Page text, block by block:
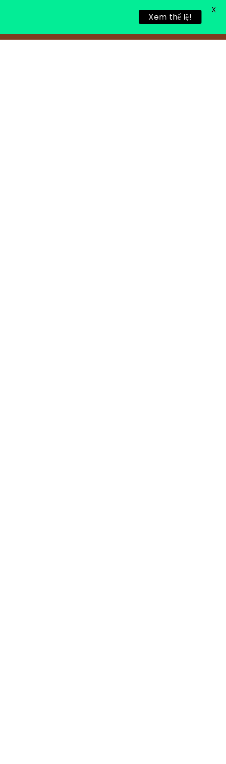
LIÊN HỆXem thể lệ!
X